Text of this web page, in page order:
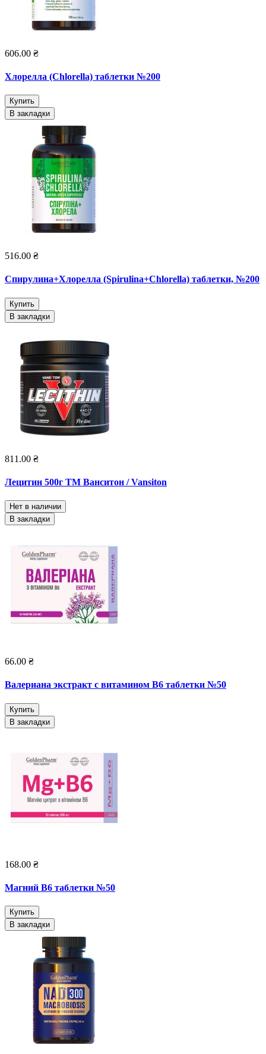
606.00 ₴
Хлорелла (Chlorella) таблетки №200
Купить
В закладки
516.00 ₴
Спирулина+Хлорелла (Spirulina+Chlorella) таблетки, №200
Купить
В закладки
811.00 ₴
Лецитин 500г ТМ Ванситон / Vansiton
Нет в наличии
В закладки
66.00 ₴
Валериана экстракт с витамином В6 таблетки №50
Купить
В закладки
168.00 ₴
Магний В6 таблетки №50
Купить
В закладки